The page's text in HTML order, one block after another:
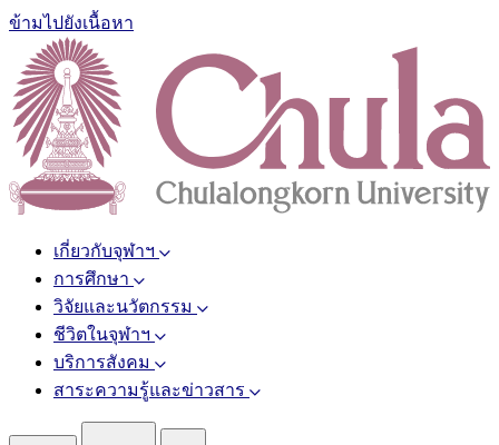
ข้ามไปยังเนื้อหา
เกี่ยวกับจุฬาฯ
การศึกษา
วิจัยและนวัตกรรม
ชีวิตในจุฬาฯ
บริการสังคม
สาระความรู้และข่าวสาร